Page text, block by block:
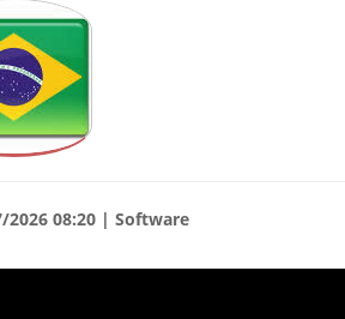
2026 08:20 | Software